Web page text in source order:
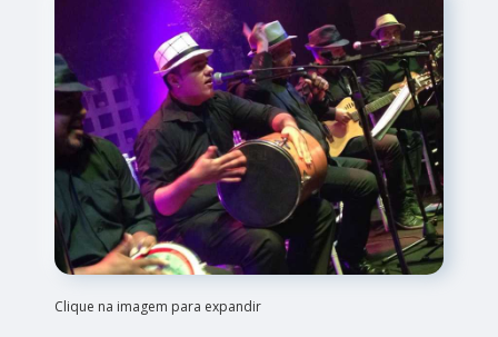
Clique na imagem para expandir